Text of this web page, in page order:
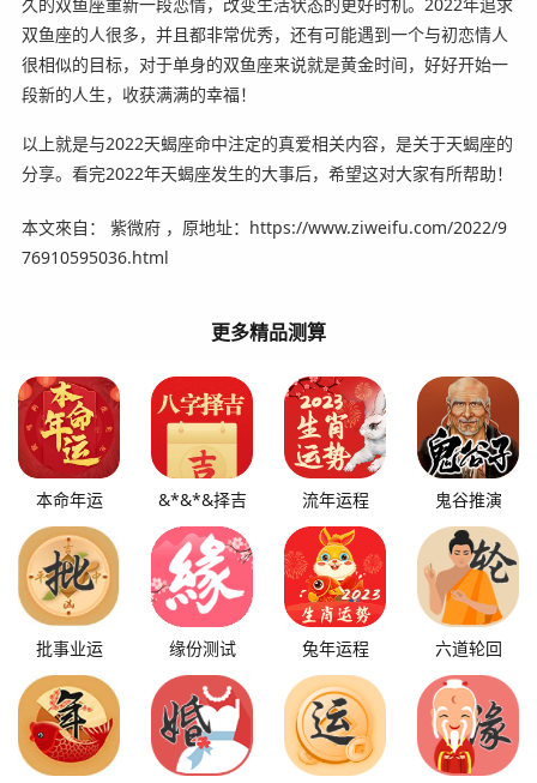
久的双鱼座重新一段恋情，改变生活状态的更好时机。2022年追求
双鱼座的人很多，并且都非常优秀，还有可能遇到一个与初恋情人
很相似的目标，对于单身的双鱼座来说就是黄金时间，好好开始一
段新的人生，收获满满的幸福！
以上就是与2022天蝎座命中注定的真爱相关内容，是关于天蝎座的
分享。看完2022年天蝎座发生的大事后，希望这对大家有所帮助！
本文來自： 紫微府 ，原地址：https://www.ziweifu.com/2022/9
76910595036.html
更多精品测算
本命年运 &*&*&择吉 流年运程 鬼谷推演
批事业运 缘份测试 兔年运程 六道轮回